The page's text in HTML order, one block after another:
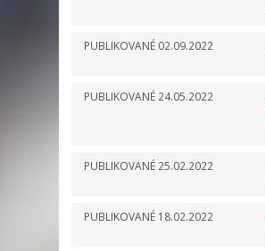
PUBLIKOVANÉ 02.09.2022
PUBLIKOVANÉ 24.05.2022
PUBLIKOVANÉ 25.02.2022
PUBLIKOVANÉ 18.02.2022